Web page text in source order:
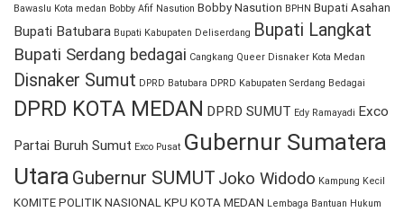
Bawaslu Kota medan Bobby Afif Nasution Bobby Nasution BPHN Bupati Asahan
Bupati Batubara Bupati Kabupaten Deliserdang Bupati Langkat
Bupati Serdang bedagai Cangkang Queer Disnaker Kota Medan
Disnaker Sumut DPRD Batubara DPRD Kabupaten Serdang Bedagai
DPRD KOTA MEDAN DPRD SUMUT Edy Ramayadi Exco
Partai Buruh Sumut Exco Pusat Gubernur Sumatera
Utara Gubernur SUMUT Joko Widodo Kampung Kecil
KOMITE POLITIK NASIONAL KPU KOTA MEDAN Lembaga Bantuan Hukum